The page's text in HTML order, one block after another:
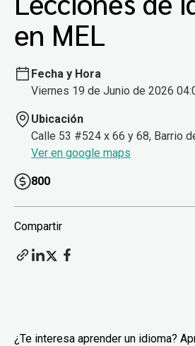
en MEL
Fecha y Hora
Viernes 19 de Junio de 2026
Ubicación
Calle 53 #524 x 66 y 68, Barrio
Ver en google maps
800
Compartir
¿Te interesa aprender un idioma?